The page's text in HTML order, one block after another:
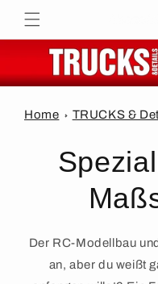
zum
Home TRUCKS &
Der RC-Modellbau
an, aber du weißt